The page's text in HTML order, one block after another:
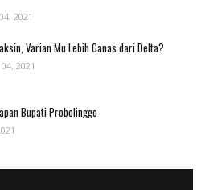
2021
Varian Mu Lebih Ganas dari Delta?
2021
Bupati Probolinggo